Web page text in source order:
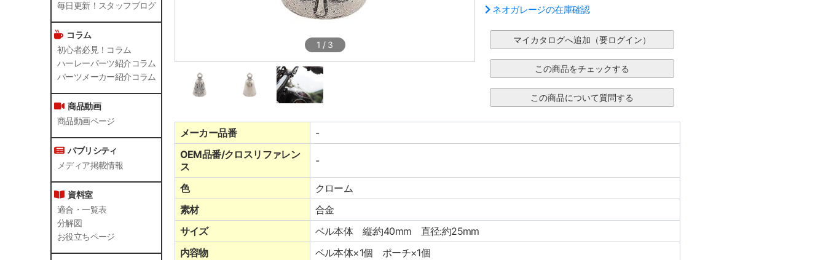
毎日更新！スタッフブログ
コラム
初心者必見！コラム
ハーレーパーツ紹介コラム
パーツメーカー紹介コラム
商品動画
商品動画ページ
パブリシティ
メディア掲載情報
資料室
適合・一覧表
分解図
お役立ちページ
1 / 3
ネオガレージの在庫確認
メーカー品番
-
OEM品番/クロスリファレン
ス
-
色
クローム
素材
合金
サイズ
ベル本体 縦:約40mm 直径:約25mm
内容物
ベル本体×1個 ポーチ×1個